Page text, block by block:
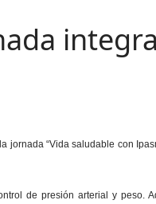
“Vida saludable con
de presión arterial y peso.